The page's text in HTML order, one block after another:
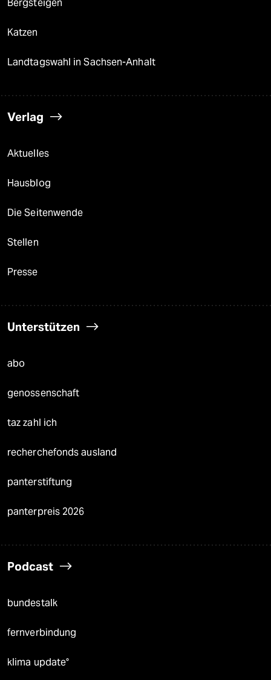
Bergsteigen
Katzen
Landtagswahl in Sachsen-Anhalt
Verlag
Aktuelles
Hausblog
Die Seitenwende
Stellen
Presse
Unterstützen
abo
genossenschaft
taz zahl ich
recherchefonds ausland
panterstiftung
panterpreis 2026
Podcast
bundestalk
fernverbindung
klima update°